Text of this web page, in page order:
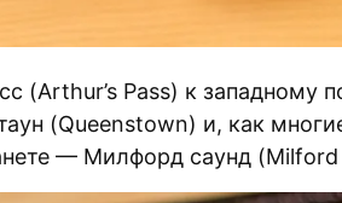
(Arthur’s Pass) к западному
(Queenstown) и, как
— Милфорд саунд (Milford